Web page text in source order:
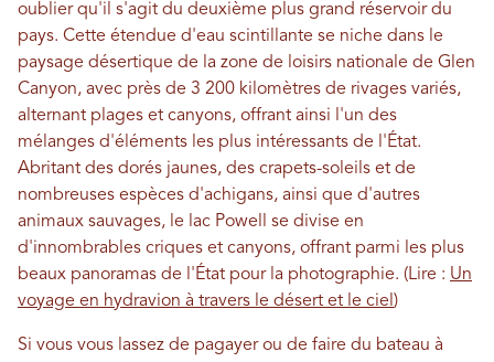
oublier qu'il s'agit du deuxième plus grand réservoir du
pays. Cette étendue d'eau scintillante se niche dans le
paysage désertique de la zone de loisirs nationale de Glen
Canyon, avec près de 3 200 kilomètres de rivages variés,
alternant plages et canyons, offrant ainsi l'un des
mélanges d'éléments les plus intéressants de l'État.
Abritant des dorés jaunes, des crapets-soleils et de
nombreuses espèces d'achigans, ainsi que d'autres
animaux sauvages, le lac Powell se divise en
d'innombrables criques et canyons, offrant parmi les plus
beaux panoramas de l'État pour la photographie. (Lire : Un
voyage en hydravion à travers le désert et le ciel)
Si vous vous lassez de pagayer ou de faire du bateau à